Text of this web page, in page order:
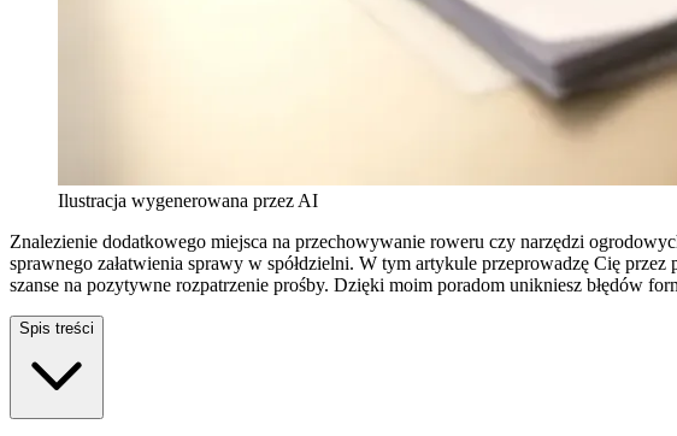
Ilustracja wygenerowana przez AI
Znalezienie dodatkowego miejsca na przechowywanie roweru czy narzędzi
sprawnego załatwienia sprawy w spółdzielni. W tym artykule przeprowadzę Cię
szanse na pozytywne rozpatrzenie prośby. Dzięki moim poradom unikniesz błędów
Spis treści